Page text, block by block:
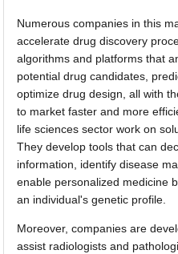
Numerous companies in this
accelerate drug discovery
algorithms and platforms that
potential drug candidates,
optimize drug design, all with
to market faster and more
life sciences sector work on
They develop tools that can
information, identify disease
enable personalized medicine
an individual's genetic profile.
Moreover, companies are
assist radiologists and